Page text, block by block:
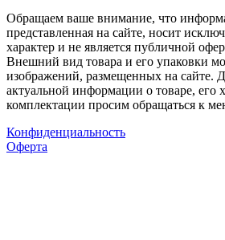
Обращаем ваше внимание, что
представленная на сайте, носит
характер и не является публичной
Внешний вид товара и его упаковки
изображений, размещенных на сайте.
актуальной информации о товаре, его
комплектации просим обращаться к
Конфиденциальность
Оферта